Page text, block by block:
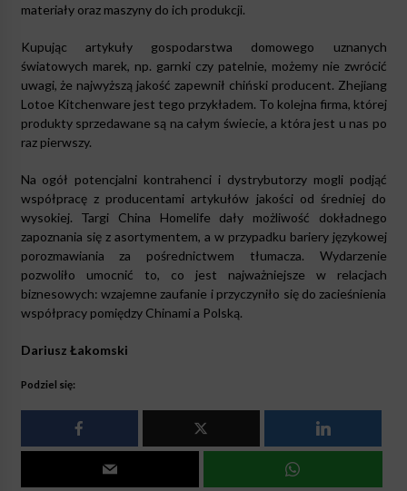
materiały oraz maszyny do ich produkcji.
Kupując artykuły gospodarstwa domowego uznanych
światowych marek, np. garnki czy patelnie, możemy nie zwrócić
uwagi, że najwyższą jakość zapewnił chiński producent. Zhejiang
Lotoe Kitchenware jest tego przykładem. To kolejna firma, której
produkty sprzedawane są na całym świecie, a która jest u nas po
raz pierwszy.
Na ogół potencjalni kontrahenci i dystrybutorzy mogli podjąć
współpracę z producentami artykułów jakości od średniej do
wysokiej. Targi China Homelife dały możliwość dokładnego
zapoznania się z asortymentem, a w przypadku bariery językowej
porozmawiania za pośrednictwem tłumacza. Wydarzenie
pozwoliło umocnić to, co jest najważniejsze w relacjach
biznesowych: wzajemne zaufanie i przyczyniło się do zacieśnienia
współpracy pomiędzy Chinami a Polską.
Dariusz Łakomski
Podziel się: